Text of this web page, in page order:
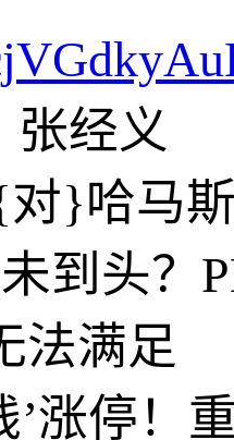
张经义
对}哈马
到头？
法满足
’涨停！